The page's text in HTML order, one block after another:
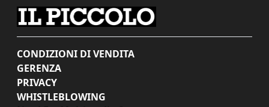
CONDIZIONI DI VENDITA
GERENZA
PRIVACY
WHISTLEBLOWING